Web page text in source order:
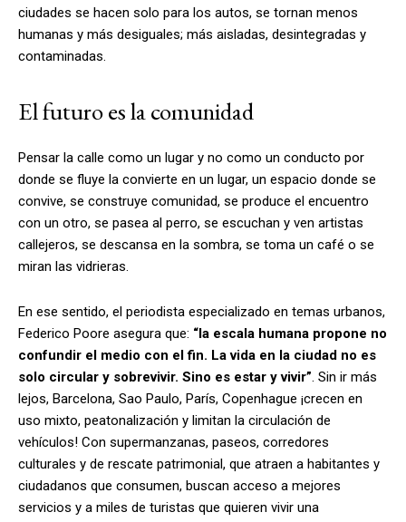
ciudades se hacen solo para los autos, se tornan menos
humanas y más desiguales; más aisladas, desintegradas y
contaminadas.
El futuro es la comunidad
Pensar la calle como un lugar y no como un conducto por
donde se fluye la convierte en un lugar, un espacio donde se
convive, se construye comunidad, se produce el encuentro
con un otro, se pasea al perro, se escuchan y ven artistas
callejeros, se descansa en la sombra, se toma un café o se
miran las vidrieras.
En ese sentido, el periodista especializado en temas urbanos,
Federico Poore asegura que: “la escala humana propone no
confundir el medio con el fin. La vida en la ciudad no es
solo circular y sobrevivir. Sino es estar y vivir”. Sin ir más
lejos, Barcelona, Sao Paulo, París, Copenhague ¡crecen en
uso mixto, peatonalización y limitan la circulación de
vehículos! Con supermanzanas, paseos, corredores
culturales y de rescate patrimonial, que atraen a habitantes y
ciudadanos que consumen, buscan acceso a mejores
servicios y a miles de turistas que quieren vivir una